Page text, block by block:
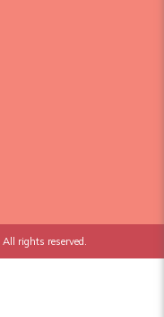
All rights reserved.